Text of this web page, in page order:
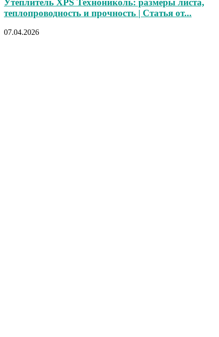
Утеплитель XPS Технониколь: размеры листа,
теплопроводность и прочность | Статья от...
07.04.2026